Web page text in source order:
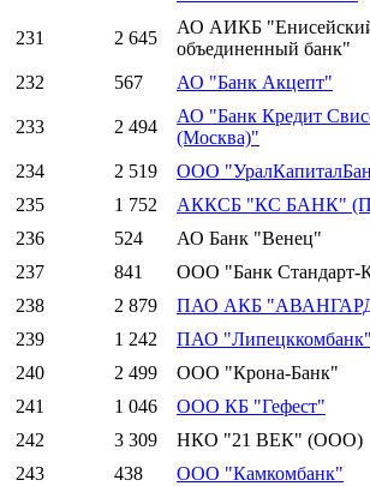
231 2 645
АО АИКБ
объединенный банк"
232 567 АО "Банк Акцепт"
233 2 494
АО "Банк Кредит
(Москва)"
234 2 519 ООО
235
1 752 АККСБ "КС БАНК"
236
524 АО Банк "Венец"
237
841 ООО "Банк Стандарт-
238
2 879 ПАО АКБ
239
1 242 ПАО "Липецккомбанк"
240
2 499 ООО "Крона-Банк"
241
1 046 ООО КБ "Гефест"
242
3 309 НКО "21 ВЕК" (ООО)
243
438 ООО "Камкомбанк"